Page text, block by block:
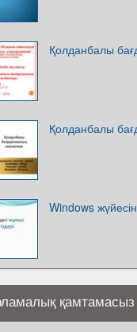
Қолданбалы
Қолданбалы
Windows
қамтамасыз